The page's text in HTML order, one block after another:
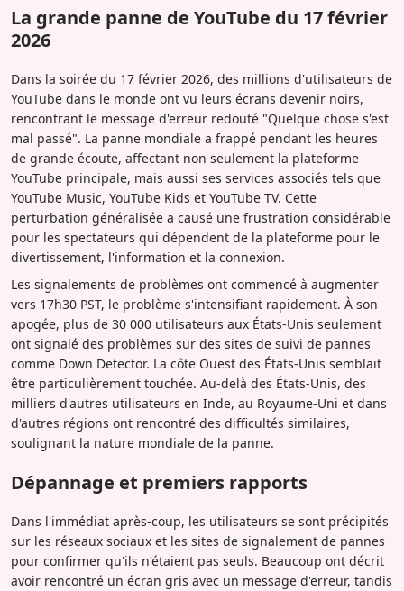
La grande panne de YouTube du 17 février
2026
Dans la soirée du 17 février 2026, des millions d'utilisateurs de
YouTube dans le monde ont vu leurs écrans devenir noirs,
rencontrant le message d'erreur redouté "Quelque chose s'est
mal passé". La panne mondiale a frappé pendant les heures
de grande écoute, affectant non seulement la plateforme
YouTube principale, mais aussi ses services associés tels que
YouTube Music, YouTube Kids et YouTube TV. Cette
perturbation généralisée a causé une frustration considérable
pour les spectateurs qui dépendent de la plateforme pour le
divertissement, l'information et la connexion.
Les signalements de problèmes ont commencé à augmenter
vers 17h30 PST, le problème s'intensifiant rapidement. À son
apogée, plus de 30 000 utilisateurs aux États-Unis seulement
ont signalé des problèmes sur des sites de suivi de pannes
comme Down Detector. La côte Ouest des États-Unis semblait
être particulièrement touchée. Au-delà des États-Unis, des
milliers d'autres utilisateurs en Inde, au Royaume-Uni et dans
d'autres régions ont rencontré des difficultés similaires,
soulignant la nature mondiale de la panne.
Dépannage et premiers rapports
Dans l'immédiat après-coup, les utilisateurs se sont précipités
sur les réseaux sociaux et les sites de signalement de pannes
pour confirmer qu'ils n'étaient pas seuls. Beaucoup ont décrit
avoir rencontré un écran gris avec un message d'erreur, tandis